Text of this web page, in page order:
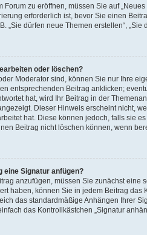
zu eröffnen, müssen Sie auf
erforderlich ist, bevor Sie einen
„Sie dürfen neue Themen erstellen“,
oder löschen?
Moderator sind, können Sie nur Ihre
entsprechenden Beitrag anklicken;
hat, wird Ihr Beitrag in der
Dieser Hinweis erscheint nicht,
hat. Diese können jedoch, falls sie
Beitrag nicht löschen können, wenn
eine Signatur anfügen?
anzufügen, müssen Sie zunächst
haben, können Sie in jedem Beitrag
das standardmäßige Anhängen Ihrer
das Kontrollkästchen „Signatur